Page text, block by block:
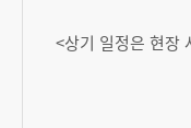
<상기 일정은 현장